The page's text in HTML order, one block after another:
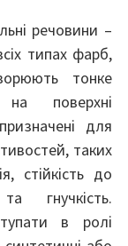
речовини –
типах фарб,
тонке
на поверхні
для
таких
стійкість до
гнучкість.
в ролі